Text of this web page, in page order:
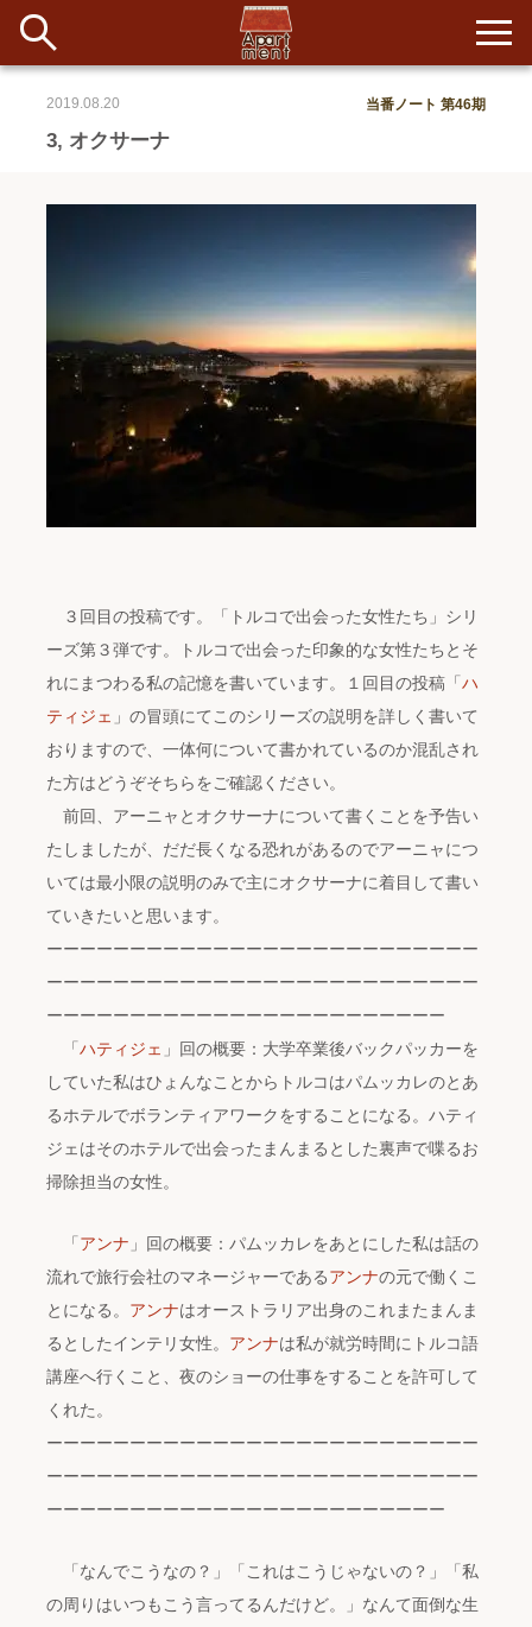
#アイデア #イベント #インド #エッセイ #ボツ #マルシェ
#日記 #暮らし #生活 #留学 #考え事
イベント&ショップ
アパートメントについて
寄付について
配信
入居者一覧
3, オクサーナ
2019.08.20 当番ノート 第46期
３回目の投稿です。「トルコで出会った女性たち」シリ
ーズ第３弾です。トルコで出会った印象的な女性たちとそ
れにまつわる私の記憶を書いています。１回目の投稿「ハ
ティジェ 」の冒頭にてこのシリーズの説明を詳しく書いて
おりますので、一体何について書かれているのか混乱され
た方はどうぞそちらをご確認ください。
前回、アーニャとオクサーナについて書くことを予告い
たしましたが、だだ長くなる恐れがあるのでアーニャにつ
いては最小限の説明のみで主にオクサーナに着目して書い
ていきたいと思います。
ーーーーーーーーーーーーーーーーーーーーーーーーーー
ーーーーーーーーーーーーーーーーーーーーーーーーーー
ーーーーーーーーーーーーーーーーーーーーーーーー
「ハティジェ 」回の概要：大学卒業後バックパッカーを
していた私はひょんなことからトルコはパムッカレのとあ
るホテルでボランティアワークをすることになる。ハティ
ジェはそのホテルで出会ったまんまるとした裏声で喋るお
掃除担当の女性。
「 アンナ 」回の概要：パムッカレをあとにした私は話の
流れで旅行会社のマネージャーであるアンナの元で働くこ
とになる。 アンナはオーストラリア出身のこれまたまんま
るとしたインテリ女性。 アンナは私が就労時間にトルコ語
講座へ行くこと、夜のショーの仕事をすることを許可して
くれた。
ーーーーーーーーーーーーーーーーーーーーーーーーーー
ーーーーーーーーーーーーーーーーーーーーーーーーーー
ーーーーーーーーーーーーーーーーーーーーーーーー
「なんでこうなの？」「これはこうじゃないの？」「私
の周りはいつもこう言ってるんだけど。」なんて面倒な生